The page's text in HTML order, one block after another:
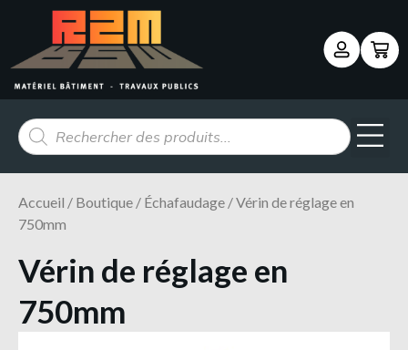
Accueil / Boutique / Échafaudage / Vérin de réglage en
750mm
Vérin de réglage en
750mm
Panneau de gestion des cookies